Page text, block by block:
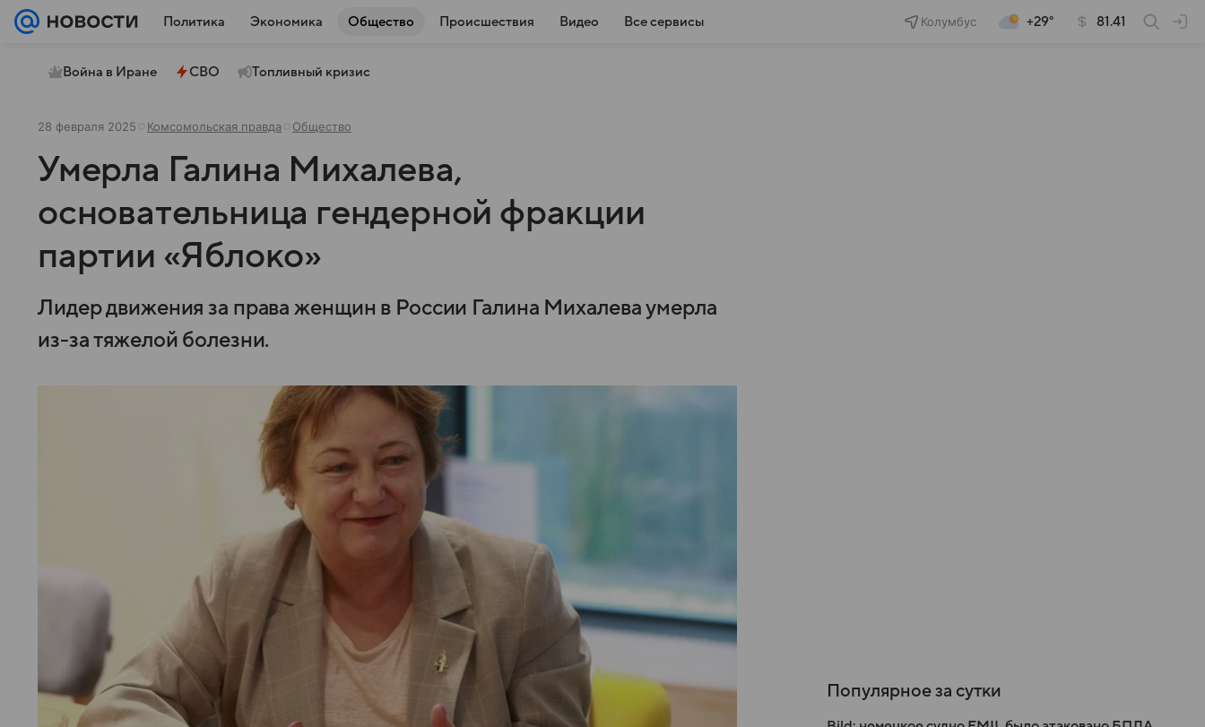
Политика Экономика Общество Происшествия Видео Все сервисы Колумбус +29° 81.41
Война в Иране СВО Топливный кризис
28 февраля 2025 Комсомольская правда Общество
Умерла Галина Михалева,
основательница гендерной фракции
партии «Яблоко»
Лидер движения за права женщин в России Галина Михалева умерла
из-за тяжелой болезни.
Популярное за сутки